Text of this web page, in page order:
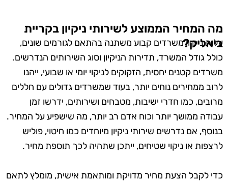
מה המחיר הממוצע לשירותי ניקיון בקריית
ביאליק?
עלות ניקיון משרדים קבוע משתנה בהתאם לגורמים שונים,
כולל גודל המשרד, תדירות הניקיון וסוג השירותים הנדרשים.
משרדים קטנים יחסית, הזקוקים לניקוי יומי או שבועי, ייהנו
לרוב ממחירים נוחים יותר, בעוד שמשרדים גדולים עם חללים
מרובים, כמו חדרי ישיבות, מטבחים ושירותים, ידרשו זמן
עבודה ממושך יותר וכוח אדם רב יותר, מה שישפיע על המחיר.
בנוסף, אם נדרשים שירותי ניקיון מיוחדים כמו חיטוי, פוליש
לרצפות או ניקוי שטיחים, ייתכן שתהיה לכך תוספת מחיר.
כדי לקבל הצעת מחיר מדויקת ומותאמת אישית, מומלץ לתאם